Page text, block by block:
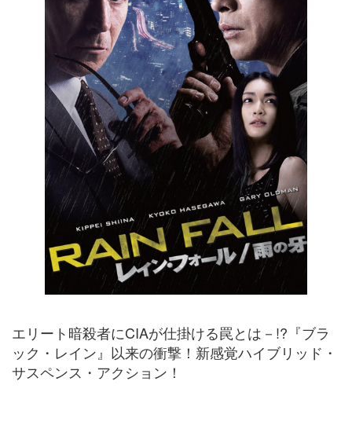
エリート暗殺者にCIAが仕掛ける罠とは－!?『ブラ
ック・レイン』以来の衝撃！新感覚ハイブリッド・
サスペンス・アクション！